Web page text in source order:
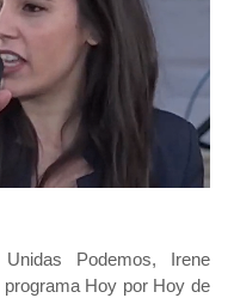
Podemos, Irene
Hoy por Hoy de